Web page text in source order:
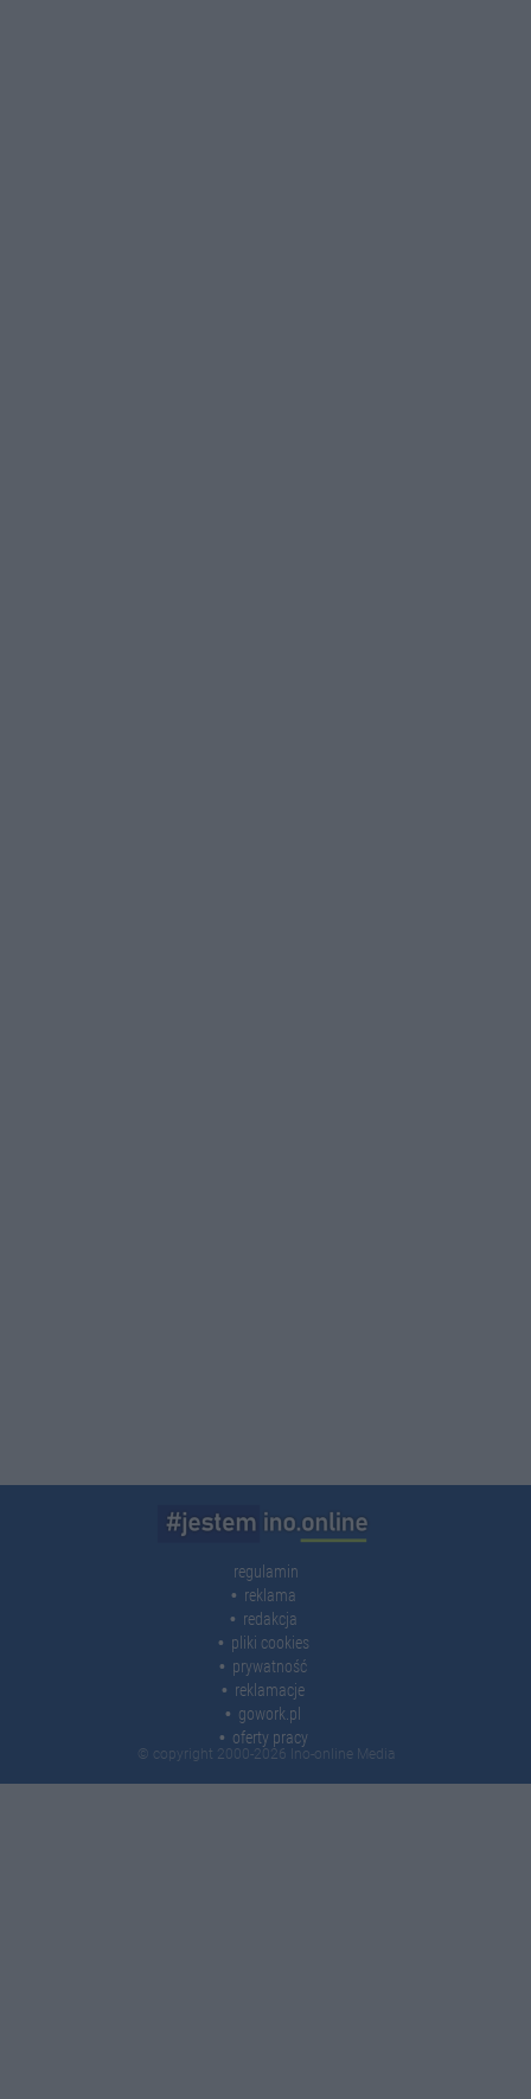
regulamin
reklama
redakcja
pliki cookies
prywatność
reklamacje
gowork.pl
oferty pracy
© copyright 2000-2026 Ino-online Media